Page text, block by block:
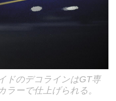
ドのデコラインはGT専
ラーで仕上げられる。